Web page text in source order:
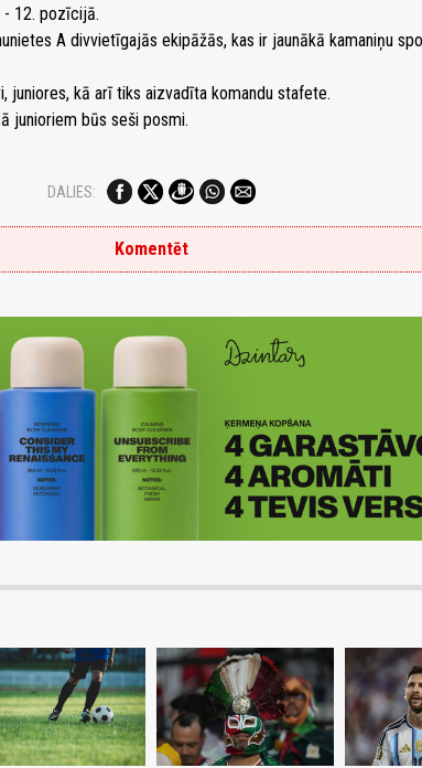
- 12. pozīcijā.
A divvietīgajās ekipāžās, kas ir jaunākā kamaniņu
juniores, kā arī tiks aizvadīta komandu stafete.
junioriem būs seši posmi.
DALIES:
Komentēt